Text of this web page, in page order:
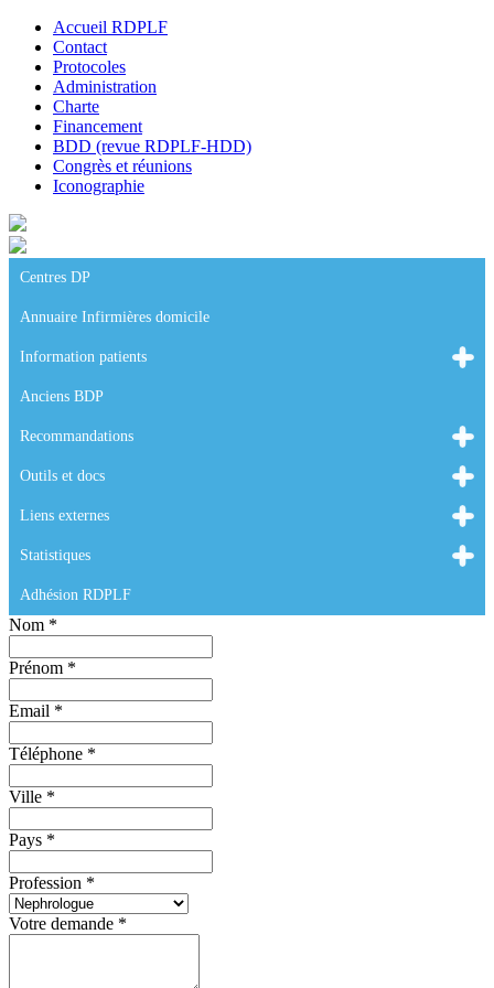
Accueil RDPLF
Contact
Protocoles
Administration
Charte
Financement
BDD (revue RDPLF-HDD)
Congrès et réunions
Iconographie
Centres DP
Annuaire Infirmières domicile
Information patients
Anciens BDP
Recommandations
Outils et docs
Liens externes
Statistiques
Adhésion RDPLF
Nom *
Prénom *
Email *
Téléphone *
Ville *
Pays *
Profession *
Votre demande *